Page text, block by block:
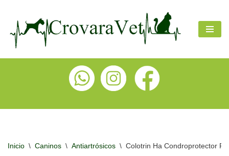
Inicio \ Caninos \ Antiartrósicos \ Colotrin Ha Condroprotector